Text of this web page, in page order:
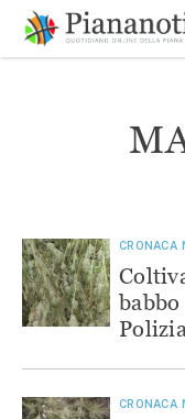
contenuto
CRONACA
Polizia
CRONACA